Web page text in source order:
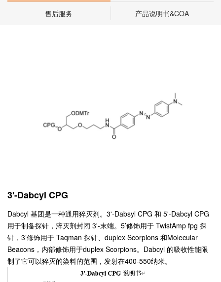
售后服务 产品说明书&COA
3'-Dabcyl CPG
Dabcyl 基团是一种通用猝灭剂。3'-Dabsyl CPG 和 5'-Dabcyl CPG
用于制备探针，淬灭剂封闭 3'-末端。5’修饰用于 TwistAmp fpg 探
针，3’修饰用于 Taqman 探针、duplex Scorpions 和Molecular
Beacons，内部修饰用于duplex Scorpions。Dabcyl 的吸收性能限
制了它可以猝灭的染料的范围，发射在400-550纳米。